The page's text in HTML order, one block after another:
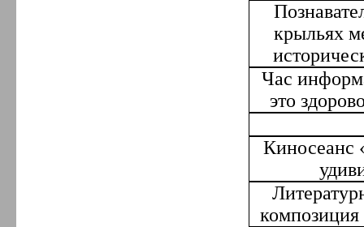
крыльях
Час
это
Киносеанс